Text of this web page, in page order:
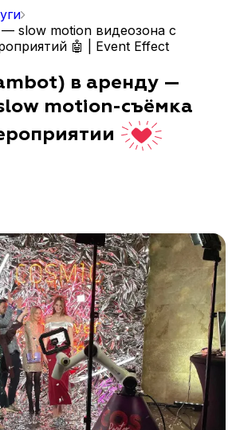
slow motion видеозона с
🤖 | Event Effect
в аренду —
motion-съёмка